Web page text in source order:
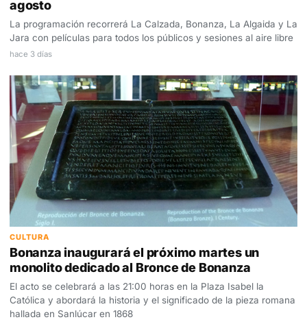
agosto
La programación recorrerá La Calzada, Bonanza, La Algaida y La
Jara con películas para todos los públicos y sesiones al aire libre
hace 3 días
CULTURA
Bonanza inaugurará el próximo martes un
monolito dedicado al Bronce de Bonanza
El acto se celebrará a las 21:00 horas en la Plaza Isabel la
Católica y abordará la historia y el significado de la pieza romana
hallada en Sanlúcar en 1868